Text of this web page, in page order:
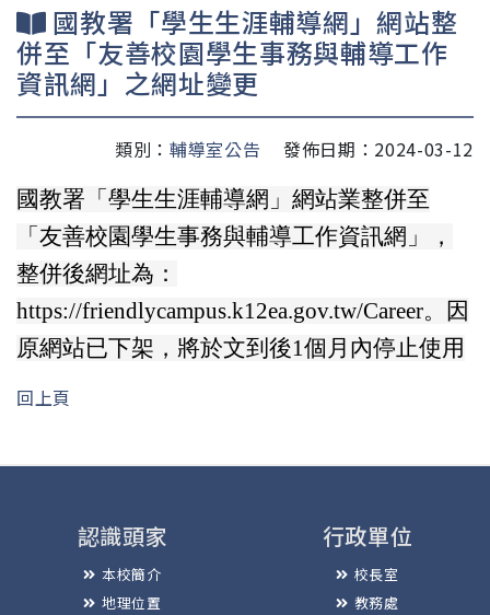
國教署「學生生涯輔導網」網站整
併至「友善校園學生事務與輔導工作
資訊網」之網址變更
類別： 輔導室公告
發佈日期：2024-03-12
國教署「學生生涯輔導網」網站業整併至
「友善校園學生事務與輔導工作資訊網」，
整併後網址為：
https://friendlycampus.k12ea.gov.tw/Career。因
原網站已下架，將於文到後1個月內停止使用
回上頁
認識頭家
本校簡介
地理位置
行政單位
校長室
教務處